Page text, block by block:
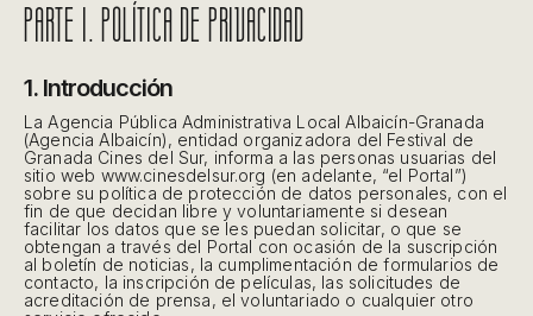
PARTE I. POLÍTICA DE PRIVACIDAD
1. Introducción
La Agencia Pública Administrativa Local Albaicín-Granada
(Agencia Albaicín), entidad organizadora del Festival de
Granada Cines del Sur, informa a las personas usuarias del
sitio web www.cinesdelsur.org (en adelante, “el Portal”)
sobre su política de protección de datos personales, con el
fin de que decidan libre y voluntariamente si desean
facilitar los datos que se les puedan solicitar, o que se
obtengan a través del Portal con ocasión de la suscripción
al boletín de noticias, la cumplimentación de formularios de
contacto, la inscripción de películas, las solicitudes de
acreditación de prensa, el voluntariado o cualquier otro